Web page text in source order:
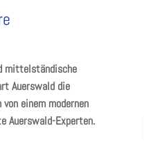
mittelständische
Auerswald die
einem modernen
Auerswald-Experten.